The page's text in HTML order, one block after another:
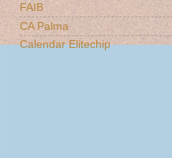
FAIB
CA Palma
Calendar Elitechip